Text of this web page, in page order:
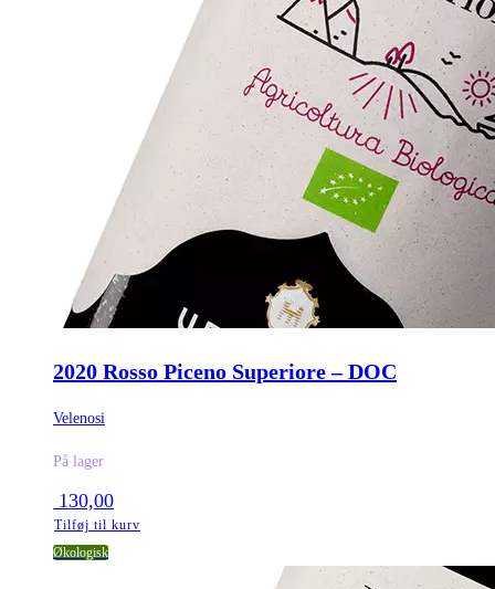
2020 Rosso Piceno Superiore – DOC
Velenosi
På lager
130,00
Tilføj til kurv
Økologisk